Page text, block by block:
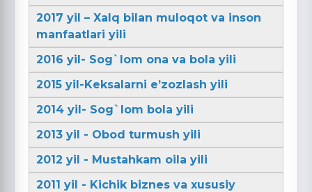
2017 yil – Xalq bilan muloqot va inson
manfaatlari yili
2016 yil- Sog`lom ona va bola yili
2015 yil-Keksalarni e’zozlash yili
2014 yil- Sog`lom bola yili
2013 yil - Obod turmush yili
2012 yil - Mustahkam oila yili
2011 yil - Kichik biznes va xususiy